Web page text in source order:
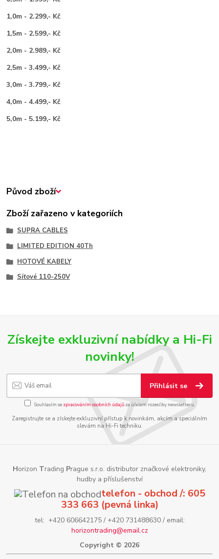
1,0m - 2.299,- Kč
1,5m - 2.599,- Kč
2,0m - 2.989,- Kč
2,5m - 3.499,- Kč
3,0m - 3.799,- Kč
4,0m - 4.499,- Kč
5,0m - 5.199,- Kč
Původ zboží
Zboží zařazeno v kategoriích
SUPRA CABLES
LIMITED EDITION 40Th
HOTOVÉ KABELY
Síťové 110-250V
Získejte exkluzivní nabídky a Hi-Fi
novinky!
Přihlásit se
Souhlasím se zpracováním osobních údajůza účelem rozesílky newsletteru.
Zaregistrujte se a získejte exkluzivní přístup k novinkám, akcím a speciálním
slevám na Hi-Fi techniku.
Horizon Trading Prague s.r.o. distributor značkové elektroniky,
hudby a příslušenství
telefon - obchod /: 605
333 663 (pevná linka)
tel: +420 606642175 / +420 731488630 / email:
horizontrading@email.cz
Copyright © 2026